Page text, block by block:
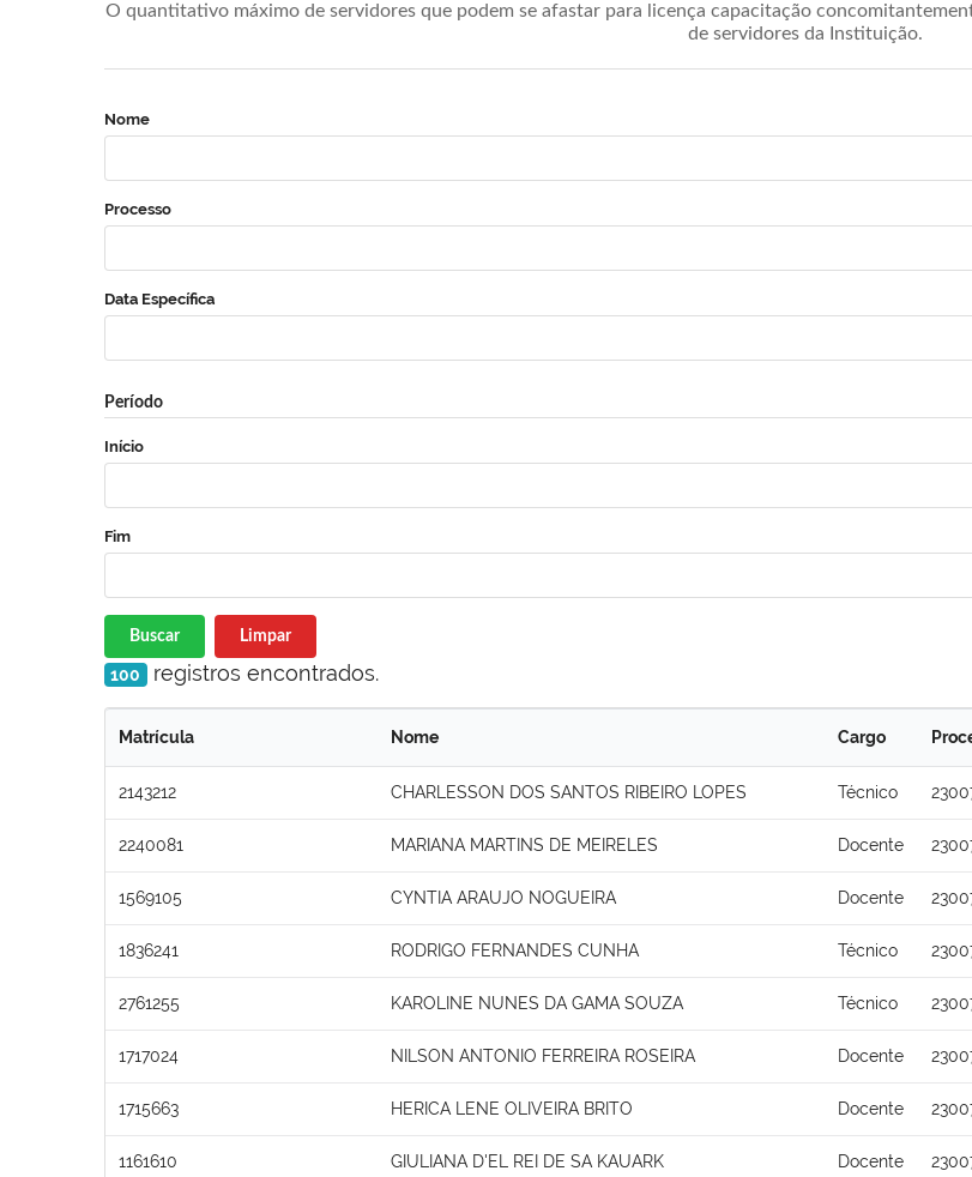
O quantitativo máximo de servidores que podem se afastar para licença capacitação
de servidores da Instituição.
Nome
Processo
Data Específica
Período
Início
Fim
Buscar Limpar
100 registros encontrados.
Matrícula Nome Cargo
2143212 CHARLESSON DOS SANTOS RIBEIRO LOPES Técnico
2240081 MARIANA MARTINS DE MEIRELES Docente
1569105 CYNTIA ARAUJO NOGUEIRA Docente
1836241 RODRIGO FERNANDES CUNHA Técnico
2761255 KAROLINE NUNES DA GAMA SOUZA Técnico
1717024 NILSON ANTONIO FERREIRA ROSEIRA Docente
1715663 HERICA LENE OLIVEIRA BRITO Docente
1161610 GIULIANA D'EL REI DE SA KAUARK Docente